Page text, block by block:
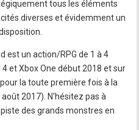
tous les éléments
diverses et évidemment un
est un action/RPG de 1 à 4
et Xbox One début 2018 et sur
la toute première fois à la
2017). N'hésitez pas à
des grands monstres en